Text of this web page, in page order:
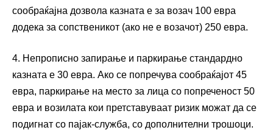
сообраќајна дозвола казната е за возач 100 евра
додека за сопственикот (ако не е возачот) 250 евра.
4. Непрописно запирање и паркирање стандардно
казната е 30 евра. Ако се попречува сообраќајот 45
евра, паркирање на место за лица со попреченост 50
евра и возилата кои претставуваат ризик можат да се
подигнат со пајак-служба, со дополнителни трошоци.